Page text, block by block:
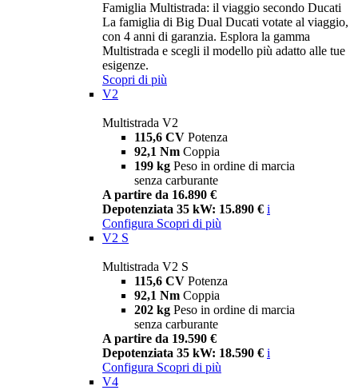
Famiglia Multistrada: il viaggio secondo Ducati
La famiglia di Big Dual Ducati votate al viaggio,
con 4 anni di garanzia. Esplora la gamma
Multistrada e scegli il modello più adatto alle tue
esigenze.
Scopri di più
V2
Multistrada V2
115,6 CV Potenza
92,1 Nm Coppia
199 kg Peso in ordine di marcia
senza carburante
A partire da 16.890 €
Depotenziata 35 kW: 15.890 € i
Configura Scopri di più
V2 S
Multistrada V2 S
115,6 CV Potenza
92,1 Nm Coppia
202 kg Peso in ordine di marcia
senza carburante
A partire da 19.590 €
Depotenziata 35 kW: 18.590 € i
Configura Scopri di più
V4